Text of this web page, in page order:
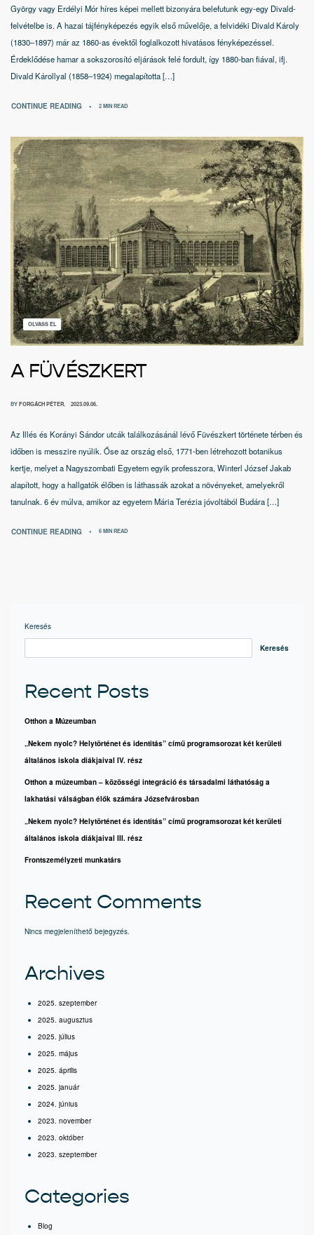
György vagy Erdélyi Mór híres képei mellett bizonyára belefutunk egy-egy Divald-
felvételbe is. A hazai tájfényképezés egyik első művelője, a felvidéki Divald Károly
(1830–1897) már az 1860-as évektől foglalkozott hivatásos fényképezéssel.
Érdeklődése hamar a sokszorosító eljárások felé fordult, így 1880-ban fiával, ifj.
Divald Károllyal (1858–1924) megalapította […]
CONTINUE READING 2 MIN READ
OLVASS EL
A FÜVÉSZKERT
BY FORGÁCH PÉTER 2023.09.06.
Az Illés és Korányi Sándor utcák találkozásánál lévő Füvészkert története térben és
időben is messzire nyúlik. Őse az ország első, 1771-ben létrehozott botanikus
kertje, melyet a Nagyszombati Egyetem egyik professzora, Winterl József Jakab
alapított, hogy a hallgatók élőben is láthassák azokat a növényeket, amelyekről
tanulnak. 6 év múlva, amikor az egyetem Mária Terézia jóvoltából Budára […]
CONTINUE READING 6 MIN READ
Keresés
Keresés
Recent Posts
Otthon a Múzeumban
„Nekem nyolc? Helytörténet és identitás” című programsorozat két kerületi
általános iskola diákjaival IV. rész
Otthon a múzeumban – közösségi integráció és társadalmi láthatóság a
lakhatási válságban élők számára Józsefvárosban
„Nekem nyolc? Helytörténet és identitás” című programsorozat két kerületi
általános iskola diákjaival III. rész
Frontszemélyzeti munkatárs
Recent Comments
Nincs megjeleníthető bejegyzés.
Archives
2025. szeptember
2025. augusztus
2025. július
2025. május
2025. április
2025. január
2024. június
2023. november
2023. október
2023. szeptember
Categories
Blog